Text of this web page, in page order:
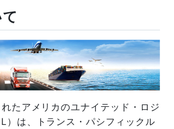
たアメリカのユナイテッド・ロジ
）は、トランス・パシフィックル